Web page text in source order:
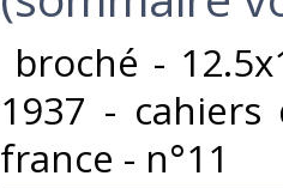
broché -
1937 -
france - n°11‎